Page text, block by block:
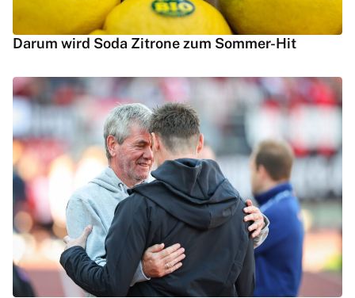
Darum wird Soda Zitrone zum Sommer-Hit